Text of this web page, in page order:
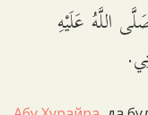
اللَّهُ عَلَيْهِ